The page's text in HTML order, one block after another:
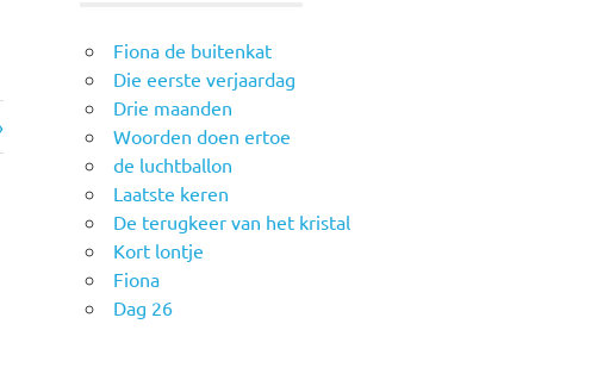
Fiona de buitenkat
Die eerste verjaardag
Drie maanden
Woorden doen ertoe
de luchtballon
Laatste keren
De terugkeer van het kristal
Kort lontje
Fiona
Dag 26